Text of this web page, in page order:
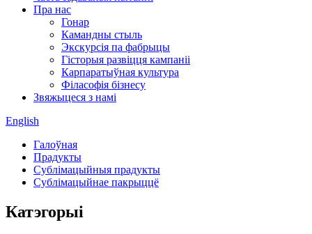
Пра нас
Гонар
Камандны стыль
Экскурсія па фабрыцы
Гісторыя развіцця кампаніі
Карпаратыўная культура
Філасофія бізнесу
Звяжыцеся з намі
English
Галоўная
Прадукты
Сублімацыйныя прадукты
Сублімацыйнае пакрыццё
Катэгорыі